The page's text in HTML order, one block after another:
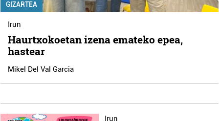
GIZARTEA
Irun
Haurtxokoetan izena emateko epea,
hastear
Mikel Del Val Garcia
Irun